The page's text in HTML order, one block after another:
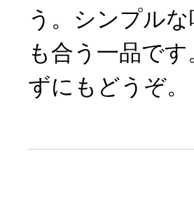
う。シンプル
も合う一品で
ずにもどうぞ。